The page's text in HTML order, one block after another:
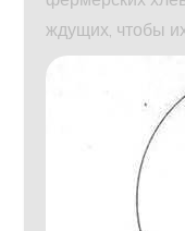
ждущих, чтобы